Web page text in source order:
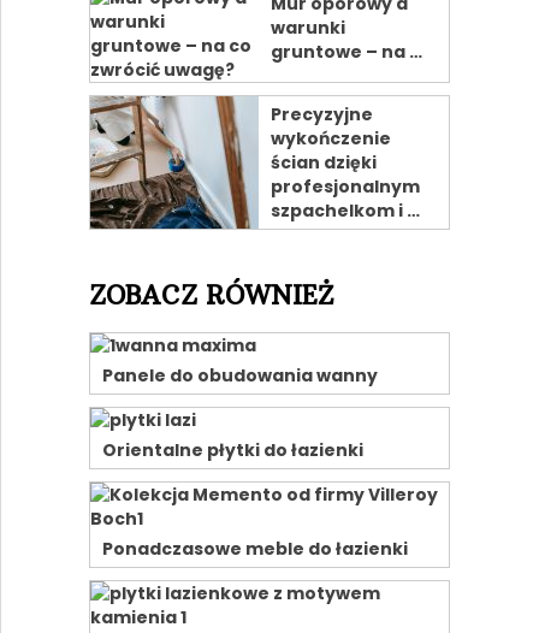
warunki
gruntowe – na …
Precyzyjne
wykończenie
ścian dzięki
profesjonalnym
szpachelkom i …
ZOBACZ RÓWNIEŻ
Panele do obudowania wanny
Orientalne płytki do łazienki
Ponadczasowe meble do łazienki